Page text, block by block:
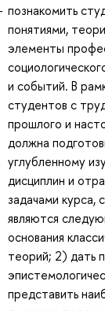
познакомить
понятиями,
элементы
и событий. В
студентов с
прошлого и
должна
углубленному
дисциплин и
задачами
являются
основания
теорий; 2) дать
представить